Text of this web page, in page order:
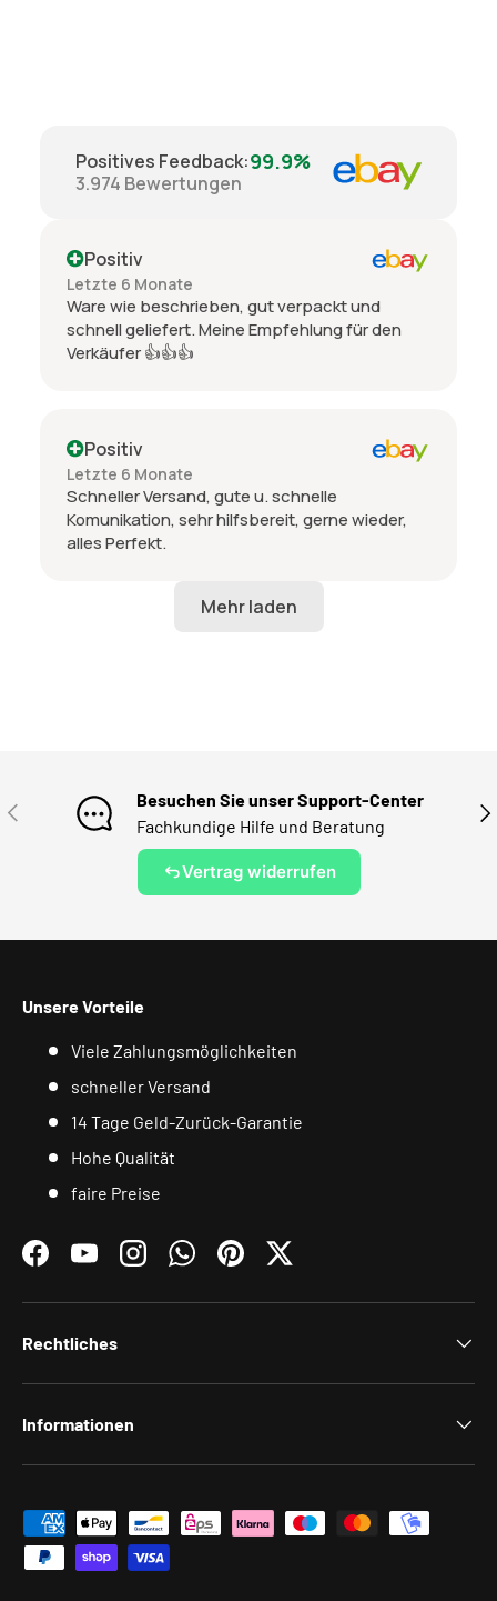
Positives Feedback:99.9%
3.974 Bewertungen
Positiv
Letzte 6 Monate
Ware wie beschrieben, gut verpackt und
schnell geliefert. Meine Empfehlung für den
Verkäufer 👍👍👍
Positiv
Letzte 6 Monate
Schneller Versand, gute u. schnelle
Komunikation, sehr hilfsbereit, gerne wieder,
alles Perfekt.
VORHERIGE
Besuchen Sie unser Support-Center
Fachkundige Hilfe und Beratung
Vertrag widerrufen
Unsere Vorteile
Viele Zahlungsmöglichkeiten
schneller Versand
14 Tage Geld-Zurück-Garantie
Hohe Qualität
faire Preise
FacebookYouTubeInstagramWhatsAppPinterestTwitter
Rechtliches
Informationen
Zahlungsmethoden